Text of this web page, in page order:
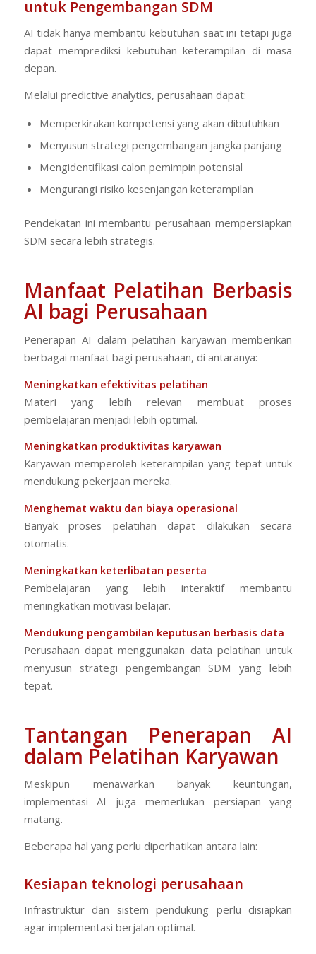
untuk Pengembangan SDM
AI tidak hanya membantu kebutuhan saat ini tetapi juga
dapat memprediksi kebutuhan keterampilan di masa
depan.
Melalui predictive analytics, perusahaan dapat:
Memperkirakan kompetensi yang akan dibutuhkan
Menyusun strategi pengembangan jangka panjang
Mengidentifikasi calon pemimpin potensial
Mengurangi risiko kesenjangan keterampilan
Pendekatan ini membantu perusahaan mempersiapkan
SDM secara lebih strategis.
Manfaat Pelatihan Berbasis
AI bagi Perusahaan
Penerapan AI dalam pelatihan karyawan memberikan
berbagai manfaat bagi perusahaan, di antaranya:
Meningkatkan efektivitas pelatihan
Materi yang lebih relevan membuat proses
pembelajaran menjadi lebih optimal.
Meningkatkan produktivitas karyawan
Karyawan memperoleh keterampilan yang tepat untuk
mendukung pekerjaan mereka.
Menghemat waktu dan biaya operasional
Banyak proses pelatihan dapat dilakukan secara
otomatis.
Meningkatkan keterlibatan peserta
Pembelajaran yang lebih interaktif membantu
meningkatkan motivasi belajar.
Mendukung pengambilan keputusan berbasis data
Perusahaan dapat menggunakan data pelatihan untuk
menyusun strategi pengembangan SDM yang lebih
tepat.
Tantangan Penerapan AI
dalam Pelatihan Karyawan
Meskipun menawarkan banyak keuntungan,
implementasi AI juga memerlukan persiapan yang
matang.
Beberapa hal yang perlu diperhatikan antara lain:
Kesiapan teknologi perusahaan
Infrastruktur dan sistem pendukung perlu disiapkan
agar implementasi berjalan optimal.